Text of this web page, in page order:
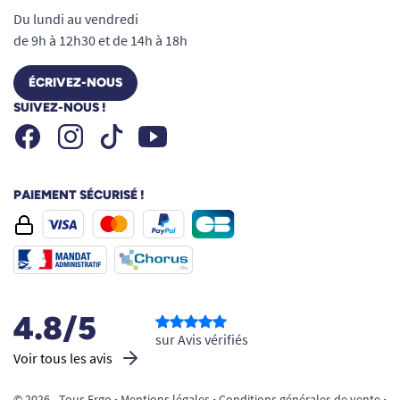
Du lundi au vendredi
de 9h à 12h30 et de 14h à 18h
ÉCRIVEZ-NOUS
SUIVEZ-NOUS !
FacebookInstagramTiktok Youtube
PAIEMENT SÉCURISÉ !
4.8/5
Voir tous les avis
sur Avis vérifiés